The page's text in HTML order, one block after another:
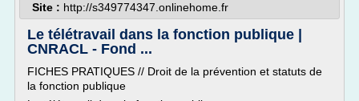
Site : http://s349774347.onlinehome.fr
Le télétravail dans la fonction publique |
CNRACL - Fond ...
FICHES PRATIQUES // Droit de la prévention et statuts de
la fonction publique